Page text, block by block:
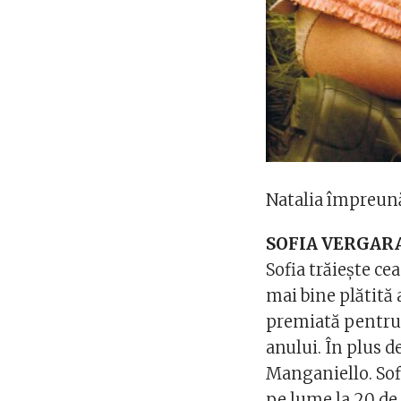
Natalia
SOFIA
Sofia trăiește
mai bine plătită
premiată
anului. În plus
Manganiello.